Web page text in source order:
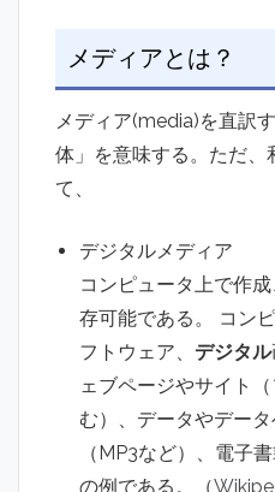
メディアとは？
メディア(media)を直訳
体」を意味する。ただ、
て、
デジタルメディア
コンピュータ上で作
存可能である。 コン
フトウェア、 デジタル
ェブページやサイト
む）、データやデータ
（MP3など）、電子
の例である。（